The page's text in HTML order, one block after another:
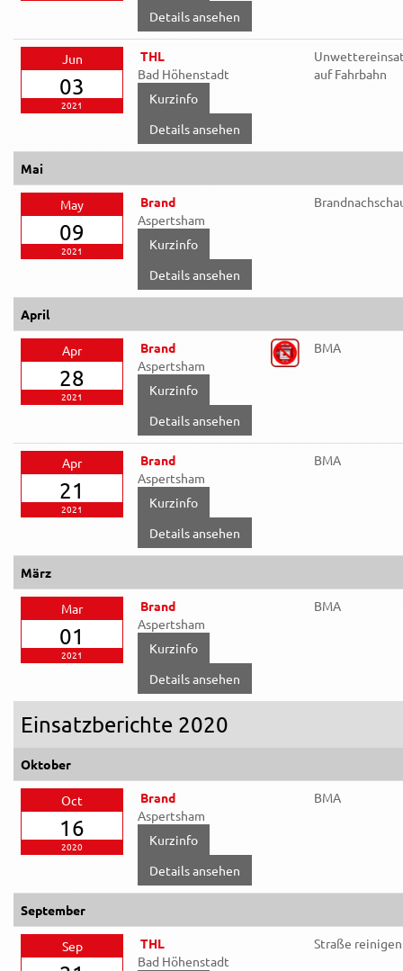
Details ansehen
Jun
03
2021
THL
Bad Höhenstadt
Details ansehen
auf Fahrbahn
Mai
May
09
2021
Brand
Aspertsham
Details ansehen
April
Apr
28
2021
Brand
Aspertsham
Details ansehen
BMA
Apr
21
2021
Brand
Aspertsham
Details ansehen
BMA
März
Mar
01
2021
Brand
Aspertsham
Details ansehen
BMA
Einsatzberichte 2020
Oktober
Oct
16
2020
Brand
Aspertsham
Details ansehen
BMA
September
Sep
THL
Bad Höhenstadt
Straße reinigen